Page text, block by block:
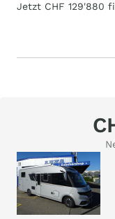
Jetzt CHF 129'880